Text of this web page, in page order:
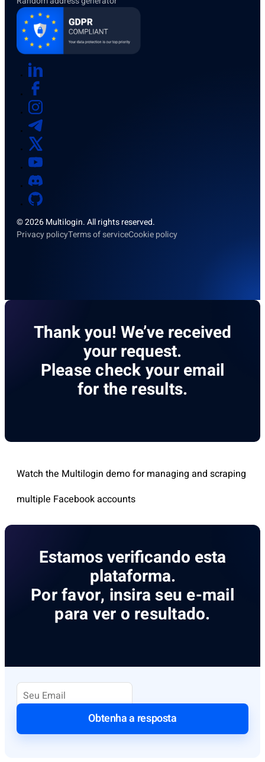
© 2026 Multilogin. All rights reserved.
Privacy policyTerms of serviceCookie policy
Thank you! We’ve received
your request.
Please check your email
for the results.
Watch the Multilogin demo for managing and scraping
multiple Facebook accounts
Estamos verificando esta
plataforma.
Por favor, insira seu e-mail
para ver o resultado.
Obtenha a resposta